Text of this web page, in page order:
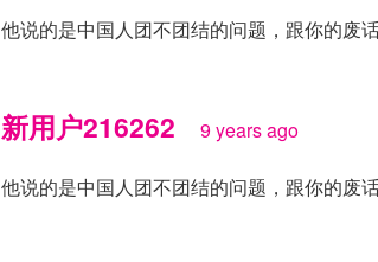
他说的是中国人团不团结的问题，跟你的废
新用户216262 9 years ago
他说的是中国人团不团结的问题，跟你的废